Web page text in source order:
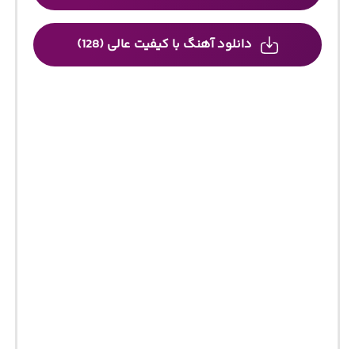
دانلود آهنگ با کیفیت عالی (128)